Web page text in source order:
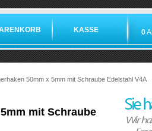
KASSE
0
50mm x 5mm mit Schraube Edelstahl V4A
mit Schraube